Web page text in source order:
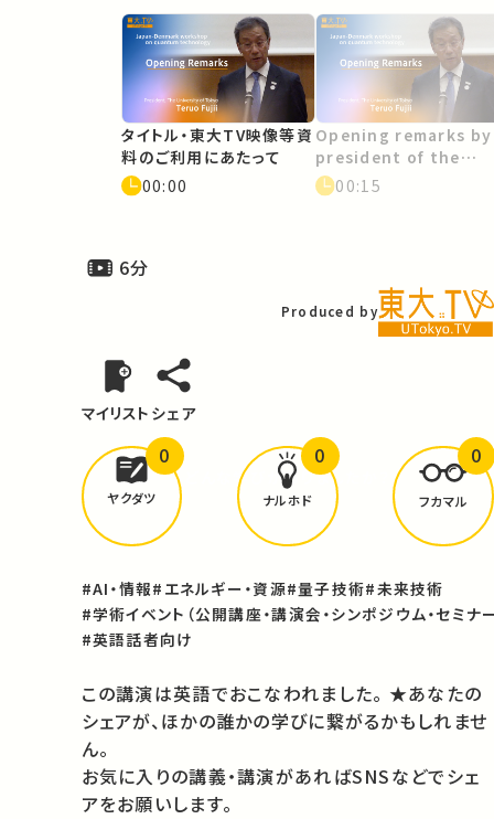
タイトル・東大TV映像等資
料のご利用にあたって
00:00
Opening remarks by
president of the
university of Tokyo
00:15
6分
Produced by
マイリスト シェア
どんな学びがありましたか？
ヤクダツ
0
ナルホド
0
フカマル
0
#AI・情報#エネルギー・資源#量子技術#未来技術
#学術イベント（公開講座・講演会・シンポジウム・セミナ
#英語話者向け
この講演は英語でおこなわれました。 ★あなたの
シェアが、ほかの誰かの学びに繋がるかもしれませ
ん。
お気に入りの講義・講演があればSNSなどでシェ
アをお願いします。